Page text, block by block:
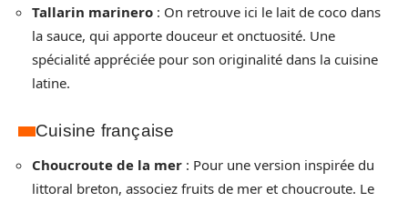
Tallarin marinero : On retrouve ici le lait de coco dans
la sauce, qui apporte douceur et onctuosité. Une
spécialité appréciée pour son originalité dans la cuisine
latine.
Cuisine française
Choucroute de la mer : Pour une version inspirée du
littoral breton, associez fruits de mer et choucroute. Le